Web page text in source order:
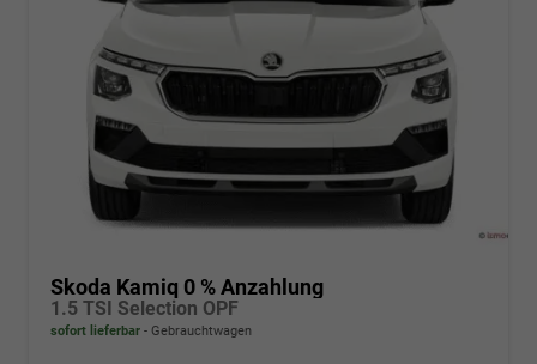
Skoda Kamiq 0 % Anzahlung
1.5 TSI Selection OPF
sofort lieferbar Gebrauchtwagen